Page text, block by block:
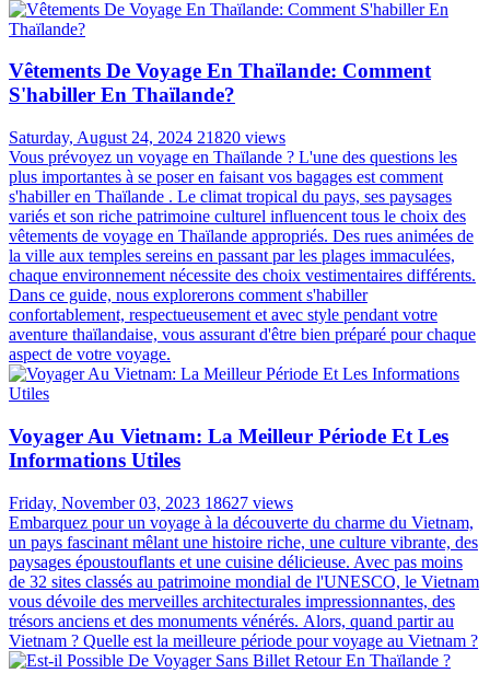
Vêtements De Voyage En Thaïlande: Comment
S'habiller En Thaïlande?
Saturday, August 24, 2024 21820 views
Vous prévoyez un voyage en Thaïlande ? L'une des questions les
plus importantes à se poser en faisant vos bagages est comment
s'habiller en Thaïlande . Le climat tropical du pays, ses paysages
variés et son riche patrimoine culturel influencent tous le choix des
vêtements de voyage en Thaïlande appropriés. Des rues animées de
la ville aux temples sereins en passant par les plages immaculées,
chaque environnement nécessite des choix vestimentaires différents.
Dans ce guide, nous explorerons comment s'habiller
confortablement, respectueusement et avec style pendant votre
aventure thaïlandaise, vous assurant d'être bien préparé pour chaque
aspect de votre voyage.
Voyager Au Vietnam: La Meilleur Période Et Les
Informations Utiles
Friday, November 03, 2023 18627 views
Embarquez pour un voyage à la découverte du charme du Vietnam,
un pays fascinant mêlant une histoire riche, une culture vibrante, des
paysages époustouflants et une cuisine délicieuse. Avec pas moins
de 32 sites classés au patrimoine mondial de l'UNESCO, le Vietnam
vous dévoile des merveilles architecturales impressionnantes, des
trésors anciens et des monuments vénérés. Alors, quand partir au
Vietnam ? Quelle est la meilleure période pour voyage au Vietnam ?